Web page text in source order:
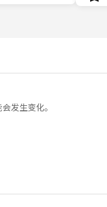
发生变化。